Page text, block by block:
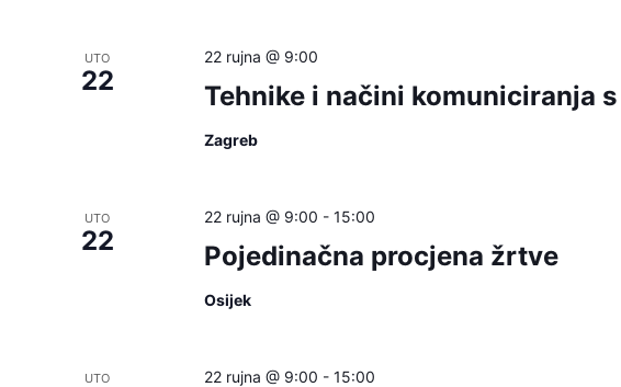
refresh
UTO
22 Tehnike i načini komuniciranja
22 rujna @ 9:00
Zagreb
UTO
22 Pojedinačna procjena žrtve
22 rujna @ 9:00 - 15:00
Osijek
UTO 22 rujna @ 9:00 - 15:00